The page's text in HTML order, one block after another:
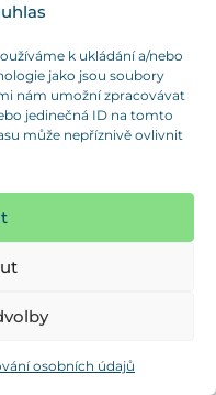
k ukládání a/nebo
jako jsou soubory
nám umožní zpracovávat
jedinečná ID na tomto
může nepříznivě ovlivnit
osobních údajů
A